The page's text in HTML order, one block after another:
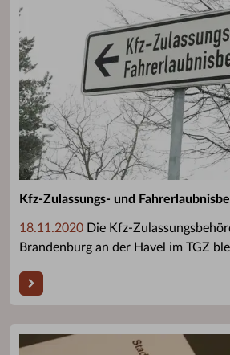
Kfz-Zulassungs- und
18.11.2020 Die Kfz-
Brandenburg an der Havel im TGZ